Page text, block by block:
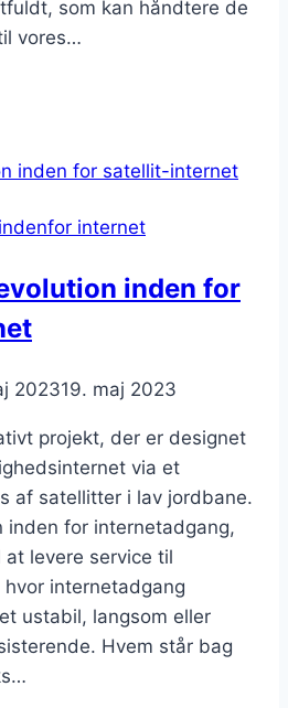
som kan håndtere de
vores…
internet
inden for
202319. maj 2023
projekt, der er designet
via et
af satellitter i lav jordbane.
inden for internetadgang,
levere service til
internetadgang
ustabil, langsom eller
Hvem står bag